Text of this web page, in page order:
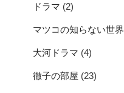
ドラマ (2)
マツコの知らない世界
大河ドラマ (4)
徹子の部屋 (23)